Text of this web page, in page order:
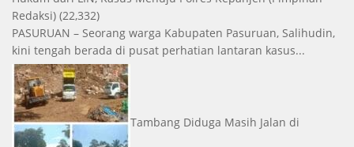
Redaksi) (22,332)
PASURUAN – Seorang warga Kabupaten Pasuruan, Salihudin,
kini tengah berada di pusat perhatian lantaran kasus...
Tambang Diduga Masih Jalan di